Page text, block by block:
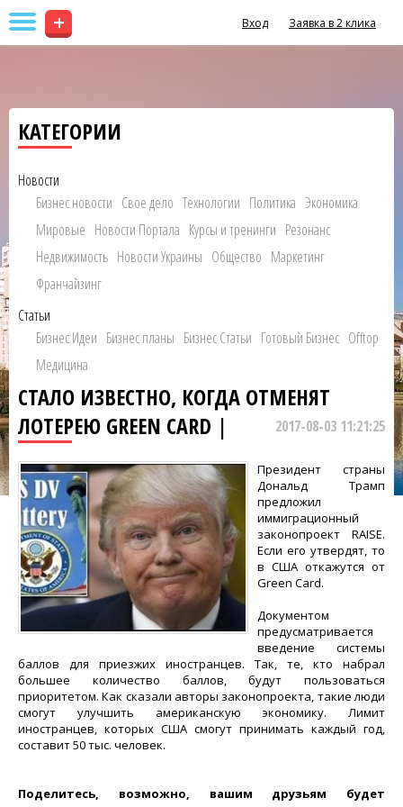
+ Вход Заявка в 2 клика
КАТЕГОРИИ
Новости
Бизнес новости Свое дело Технологии Политика Экономика
Мировые Новости Портала Курсы и тренинги Резонанс
Недвижимость Новости Украины Общество Маркетинг
Франчайзинг
Статьи
Бизнес Идеи Бизнес планы Бизнес Статьи Готовый Бизнес Offtop
Медицина
СТАЛО ИЗВЕСТНО, КОГДА ОТМЕНЯТ
ЛОТЕРЕЮ GREEN CARD |
2017-08-03 11:21:25
Президент страны
Дональд Трамп
предложил
иммиграционный
законопроект RAISE.
Если его утвердят, то
в США откажутся от
Green Card.
Документом
предусматривается
введение системы
баллов для приезжих иностранцев. Так, те, кто набрал
большее количество баллов, будут пользоваться
приоритетом. Как сказали авторы законопроекта, такие люди
смогут улучшить американскую экономику. Лимит
иностранцев, которых США смогут принимать каждый год,
составит 50 тыс. человек.
Поделитесь, возможно, вашим друзьям будет